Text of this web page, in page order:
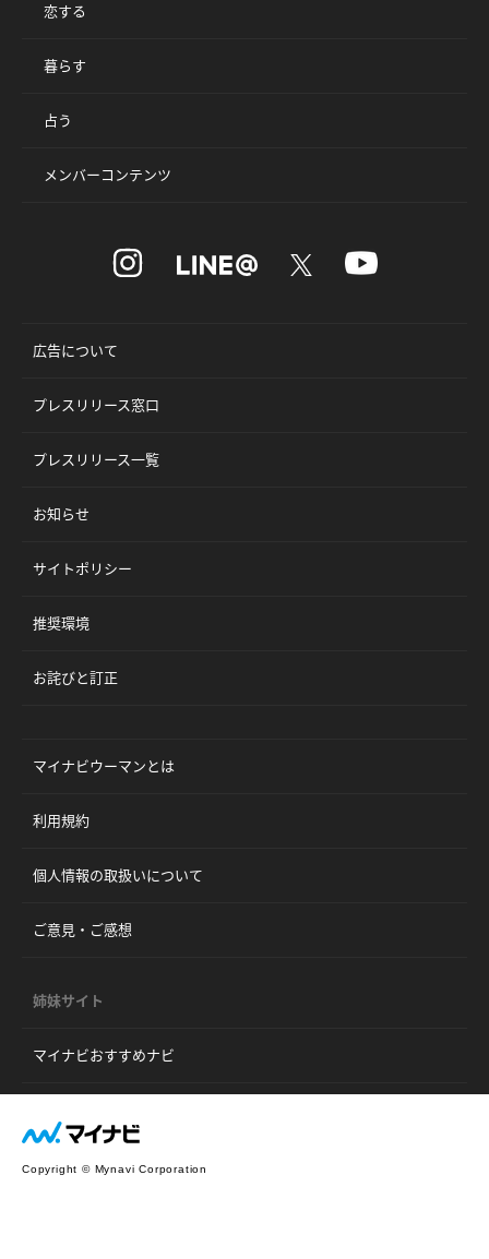
恋する
暮らす
占う
メンバーコンテンツ
広告について
プレスリリース窓口
プレスリリース一覧
お知らせ
サイトポリシー
推奨環境
お詫びと訂正
マイナビウーマンとは
利用規約
個人情報の取扱いについて
ご意見・ご感想
姉妹サイト
マイナビおすすめナビ
Copyright © Mynavi Corporation